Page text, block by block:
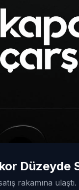
Düzeyde
rakamına ulaştı.